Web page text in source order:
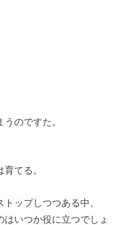
のですた。
てる。
ップしつつある中、
いつか役に立つでしょ